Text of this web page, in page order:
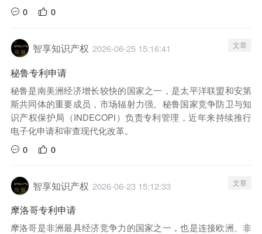
0
0
智享知识产权 2026-06-25 15:16:41 文章
秘鲁专利申请
秘鲁是南美洲经济增长较快的国家之一，是太平洋联盟和安第
斯共同体的重要成员，市场辐射力强。秘鲁国家竞争防卫与知
识产权保护局（INDECOPI）负责专利管理，近年来持续推行
电子化申请和审查现代化改革。
0
0
智享知识产权 2026-06-23 15:12:33 文章
摩洛哥专利申请
摩洛哥是非洲最具经济竞争力的国家之一，也是连接欧洲、非